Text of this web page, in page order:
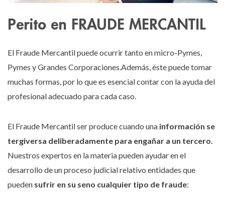
Perito en FRAUDE MERCANTIL
El Fraude Mercantil puede ocurrir tanto en micro-Pymes,
Pymes y Grandes Corporaciones.Además, éste puede tomar
muchas formas, por lo que es esencial contar con la ayuda del
profesional adecuado para cada caso.
El Fraude Mercantil ser produce cuando una información se
tergiversa deliberadamente para engañar a un tercero.
Nuestros expertos en la materia pueden ayudar en el
desarrollo de un proceso judicial relativo entidades que
pueden sufrir en su seno cualquier tipo de fraude: